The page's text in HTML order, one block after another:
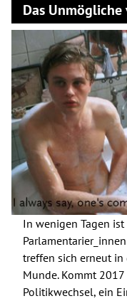
Das Unmögliche
In wenigen Tagen
treffen sich erneut
Munde. Kommt
Politikwechsel, ein